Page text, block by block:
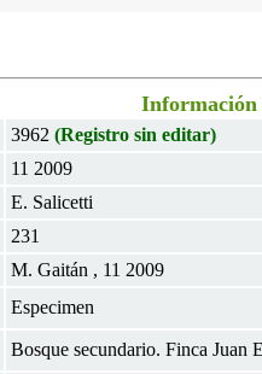
Información
3962 (Registro sin editar)
11 2009
E. Salicetti
231
M. Gaitán , 11 2009
Especimen
Bosque secundario. Finca Juan